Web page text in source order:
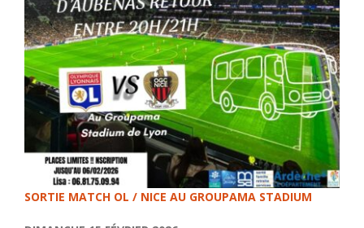
SORTIE MATCH OL / NICE AU GROUPAMA STADIUM